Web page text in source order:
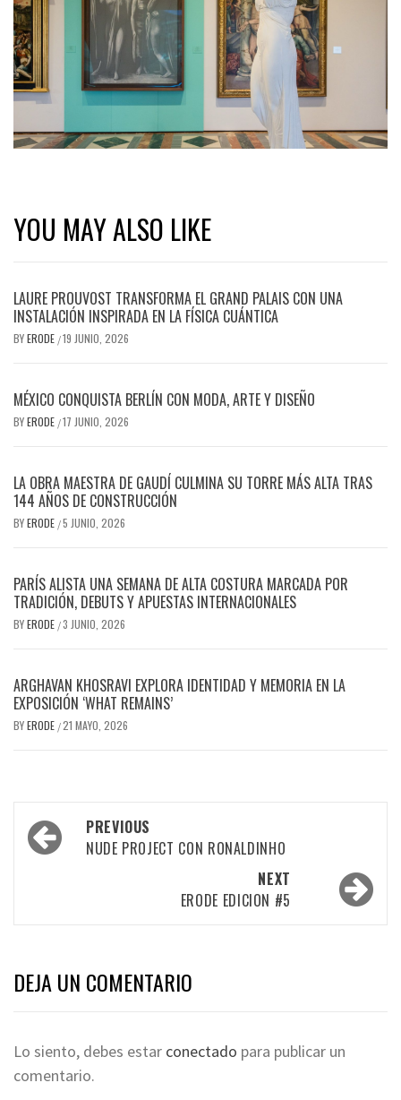
YOU MAY ALSO LIKE
LAURE PROUVOST TRANSFORMA EL GRAND PALAIS CON UNA
INSTALACIÓN INSPIRADA EN LA FÍSICA CUÁNTICA
BYERODE /19 JUNIO, 2026
MÉXICO CONQUISTA BERLÍN CON MODA, ARTE Y DISEÑO
BYERODE /17 JUNIO, 2026
LA OBRA MAESTRA DE GAUDÍ CULMINA SU TORRE MÁS ALTA TRAS
144 AÑOS DE CONSTRUCCIÓN
BYERODE /5 JUNIO, 2026
PARÍS ALISTA UNA SEMANA DE ALTA COSTURA MARCADA POR
TRADICIÓN, DEBUTS Y APUESTAS INTERNACIONALES
BYERODE /3 JUNIO, 2026
ARGHAVAN KHOSRAVI EXPLORA IDENTIDAD Y MEMORIA EN LA
EXPOSICIÓN ‘WHAT REMAINS’
BYERODE /21 MAYO, 2026
PREVIOUS
NUDE PROJECT CON RONALDINHO
NEXT
ERODE EDICION #5
DEJA UN COMENTARIO
Lo siento, debes estar conectado para publicar un
comentario.